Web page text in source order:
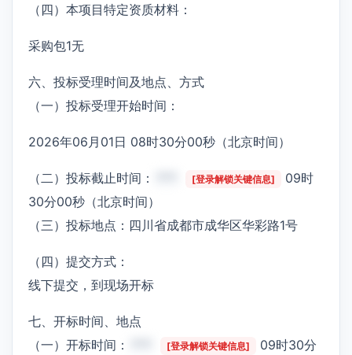
（四）本项目特定资质材料：
采购包1无
六、投标受理时间及地点、方式
（一）投标受理开始时间：
2026年06月01日 08时30分00秒（北京时间）
（二）投标截止时间： [登录解锁关键信息]
09时
30分00秒（北京时间）
（三）投标地点：四川省成都市成华区华彩路1号
（四）提交方式：
线下提交，到现场开标
七、开标时间、地点
（一）开标时间：
[登录解锁关键信息]
09时30分